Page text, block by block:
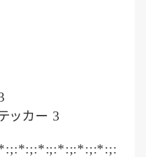
ッカー 3